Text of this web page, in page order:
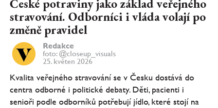
České potraviny jako základ veřejného
stravování. Odborníci i vláda volají po
změně pravidel
Redakce
foto: @closeup_visuals
25. květen 2026
Kvalita veřejného stravování se v Česku dostává do
centra odborné i politické debaty. Děti, pacienti i
senioři podle odborníků potřebují jídlo, které stojí na